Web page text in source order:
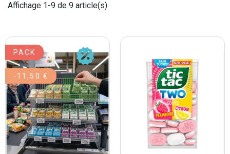
Affichage 1-9 de 9 article(s)
PACK
-11,50 €